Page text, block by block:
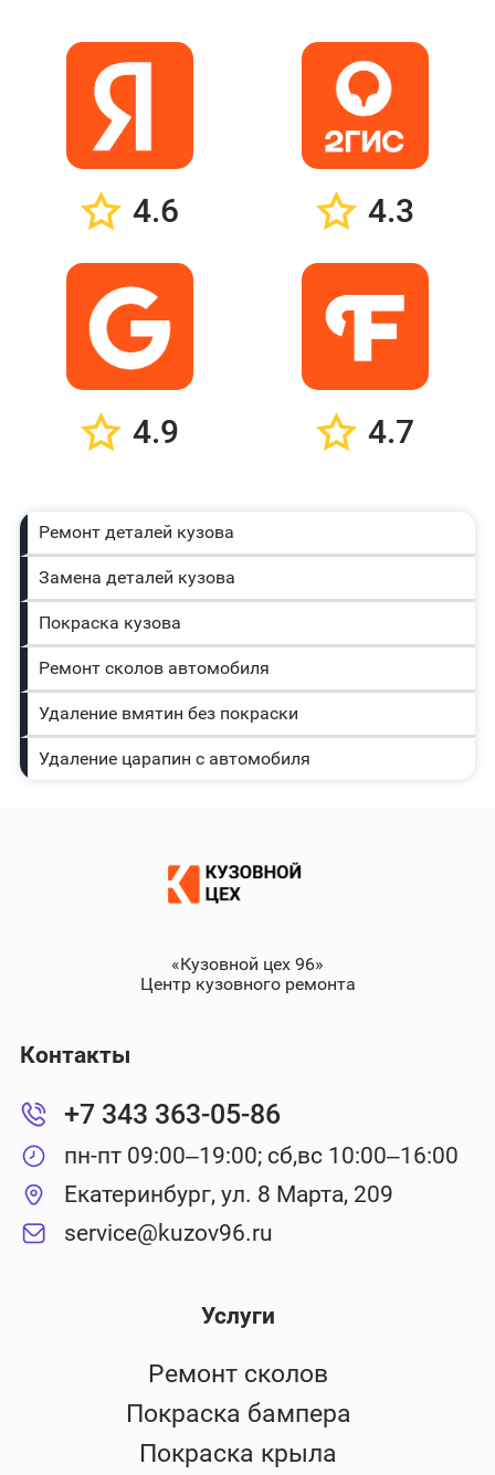
4.6 4.3
4.9 4.7
Ремонт деталей кузова
Замена деталей кузова
Покраска кузова
Ремонт сколов автомобиля
Удаление вмятин без покраски
Удаление царапин с автомобиля
«Кузовной цех 96»
Центр кузовного ремонта
Услуги
Ремонт сколов
Покраска бампера
Покраска крыла
Контакты
+7 343 363-05-86
пн-пт 09:00–19:00; сб,вс 10:00–16:00
Екатеринбург, ул. 8 Марта, 209
service@kuzov96.ru